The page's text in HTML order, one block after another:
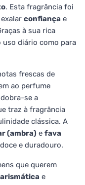
. Esta fragrância foi
confiança e
à sua rica
uso diário como para
frescas de
ao perfume
se a
traz à fragrância
clássica. A
(ambra) e fava
e duradouro.
que querem
e